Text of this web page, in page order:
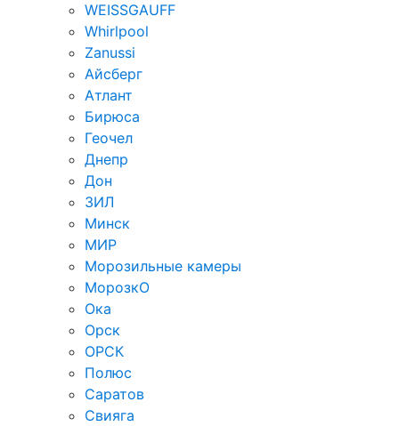
WEISSGAUFF
Whirlpool
Zanussi
Айсберг
Атлант
Бирюса
Геочел
Днепр
Дон
ЗИЛ
Минск
МИР
Морозильные камеры
МорозкО
Ока
Орск
ОРСК
Полюс
Саратов
Свияга